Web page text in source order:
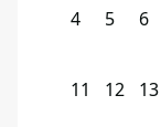
4 5 6
11 12 13